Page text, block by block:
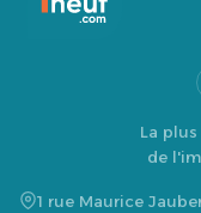
La
de
1 rue Maurice